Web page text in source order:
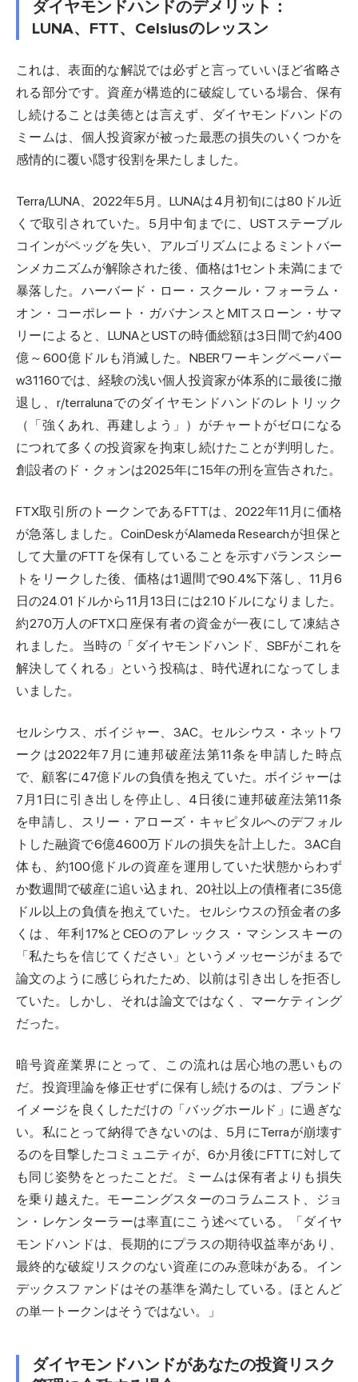
ダイヤモンドハンドのデメリット：
LUNA、FTT、Celsiusのレッスン
これは、表面的な解説では必ずと言っていいほど省略さ
れる部分です。資産が構造的に破綻している場合、保有
し続けることは美徳とは言えず、ダイヤモンドハンドの
ミームは、個人投資家が被った最悪の損失のいくつかを
感情的に覆い隠す役割を果たしました。
Terra/LUNA、2022年5月。LUNAは4月初旬には80ドル近
くで取引されていた。5月中旬までに、USTステーブル
コインがペッグを失い、アルゴリズムによるミントバー
ンメカニズムが解除された後、価格は1セント未満にまで
暴落した。ハーバード・ロー・スクール・フォーラム・
オン・コーポレート・ガバナンスとMITスローン・サマ
リーによると、LUNAとUSTの時価総額は3日間で約400
億～600億ドルも消滅した。NBERワーキングペーパー
w31160では、経験の浅い個人投資家が体系的に最後に撤
退し、r/terralunaでのダイヤモンドハンドのレトリック
（「強くあれ、再建しよう」）がチャートがゼロになる
につれて多くの投資家を拘束し続けたことが判明した。
創設者のド・クォンは2025年に15年の刑を宣告された。
FTX取引所のトークンであるFTTは、2022年11月に価格
が急落しました。CoinDeskがAlameda Researchが担保と
して大量のFTTを保有していることを示すバランスシー
トをリークした後、価格は1週間で90.4%下落し、11月6
日の24.01ドルから11月13日には2.10ドルになりました。
約270万人のFTX口座保有者の資金が一夜にして凍結さ
れました。当時の「ダイヤモンドハンド、SBFがこれを
解決してくれる」という投稿は、時代遅れになってしま
いました。
セルシウス、ボイジャー、3AC。セルシウス・ネットワ
ークは2022年7月に連邦破産法第11条を申請した時点
で、顧客に47億ドルの負債を抱えていた。ボイジャーは
7月1日に引き出しを停止し、4日後に連邦破産法第11条
を申請し、スリー・アローズ・キャピタルへのデフォル
トした融資で6億4600万ドルの損失を計上した。3AC自
体も、約100億ドルの資産を運用していた状態からわず
か数週間で破産に追い込まれ、20社以上の債権者に35億
ドル以上の負債を抱えていた。セルシウスの預金者の多
くは、年利17%とCEOのアレックス・マシンスキーの
「私たちを信じてください」というメッセージがまるで
論文のように感じられたため、以前は引き出しを拒否し
ていた。しかし、それは論文ではなく、マーケティング
だった。
暗号資産業界にとって、この流れは居心地の悪いもの
だ。投資理論を修正せずに保有し続けるのは、ブランド
イメージを良くしただけの「バッグホールド」に過ぎな
い。私にとって納得できないのは、5月にTerraが崩壊す
るのを目撃したコミュニティが、6か月後にFTTに対して
も同じ姿勢をとったことだ。ミームは保有者よりも損失
を乗り越えた。モーニングスターのコラムニスト、ジョ
ン・レケンターラーは率直にこう述べている。「ダイヤ
モンドハンドは、長期的にプラスの期待収益率があり、
最終的な破綻リスクのない資産にのみ意味がある。イン
デックスファンドはその基準を満たしている。ほとんど
の単一トークンはそうではない。」
ダイヤモンドハンドがあなたの投資リスク